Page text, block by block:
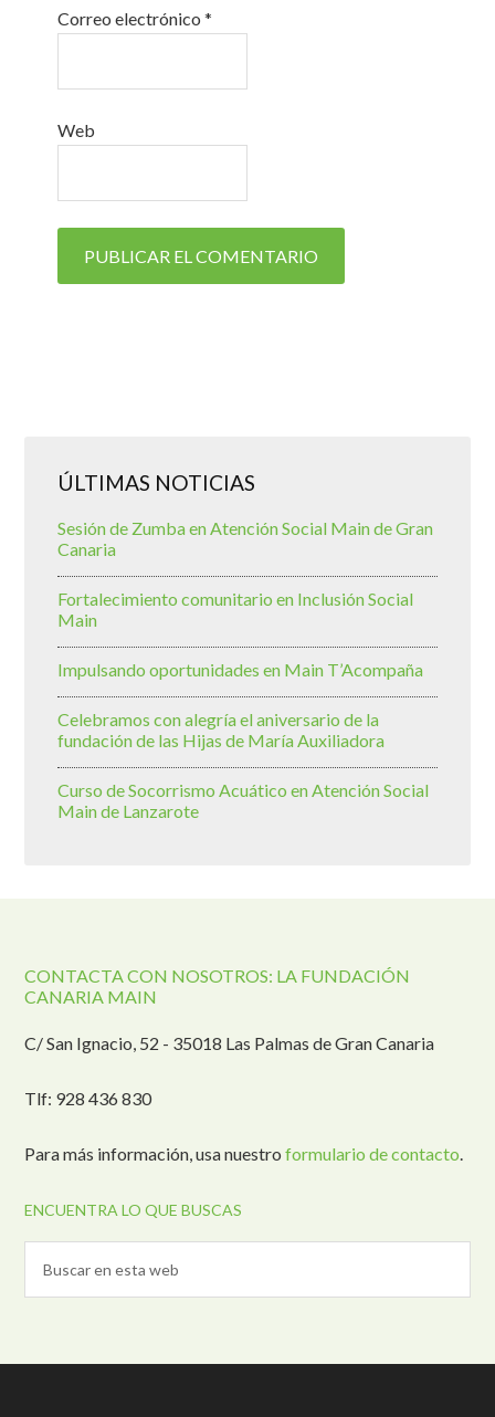
Correo electrónico*
Web
ÚLTIMAS NOTICIAS
Sesión de Zumba en Atención Social Main de Gran
Canaria
Fortalecimiento comunitario en Inclusión Social
Main
Impulsando oportunidades en Main T’Acompaña
Celebramos con alegría el aniversario de la
fundación de las Hijas de María Auxiliadora
Curso de Socorrismo Acuático en Atención Social
Main de Lanzarote
CONTACTA CON NOSOTROS: LA FUNDACIÓN
CANARIA MAIN
C/ San Ignacio, 52 - 35018 Las Palmas de Gran Canaria
Tlf: 928 436 830
Para más información, usa nuestroformulario de contacto.
ENCUENTRA LO QUE BUSCAS